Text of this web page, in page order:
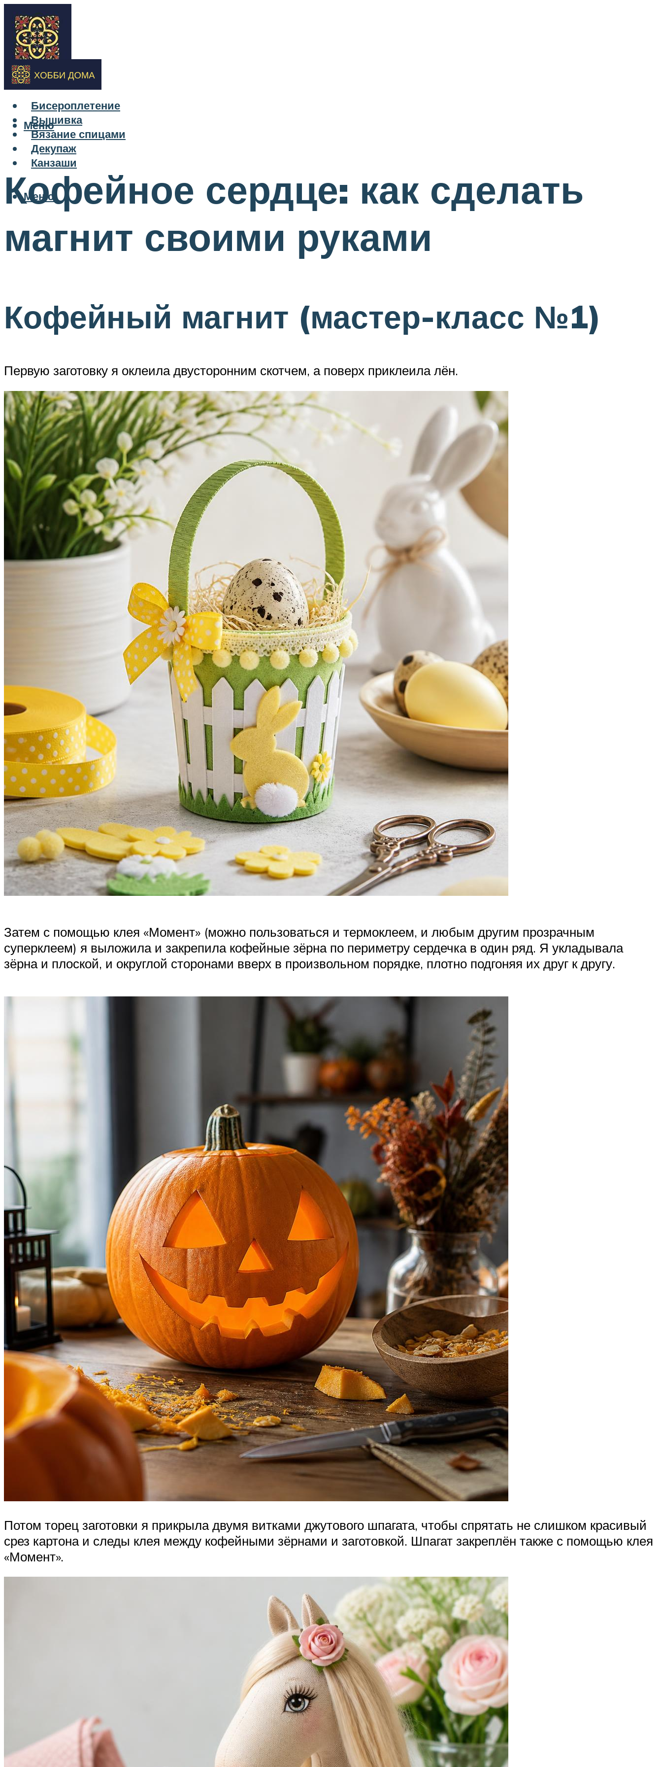
Бисероплетение
Вышивка
Вязание спицами
Декупаж
Канзаши
Меню
Меню
Кофейное сердце: как сделать
магнит своими руками
Кофейный магнит (мастер-класс №1)
Первую заготовку я оклеила двусторонним скотчем, а поверх приклеила лён.
Затем с помощью клея «Момент» (можно пользоваться и термоклеем, и любым другим прозрачным
суперклеем) я выложила и закрепила кофейные зёрна по периметру сердечка в один ряд. Я укладывала
зёрна и плоской, и округлой сторонами вверх в произвольном порядке, плотно подгоняя их друг к другу.
Потом торец заготовки я прикрыла двумя витками джутового шпагата, чтобы спрятать не слишком красивый
срез картона и следы клея между кофейными зёрнами и заготовкой. Шпагат закреплён также с помощью клея
«Момент».